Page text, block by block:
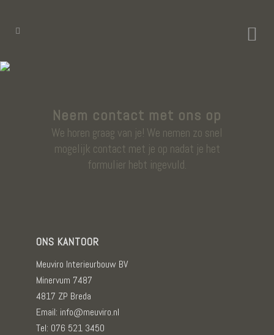
Neem contact met ons op
We horen graag van je! We nemen zo snel
mogelijk contact met je op nadat je het
formulier hebt ingevuld.
ONS KANTOOR
Meuviro Interieurbouw BV
Minervum 7487
4817 ZP Breda
Email: info@meuviro.nl
Tel: 076 521 3450